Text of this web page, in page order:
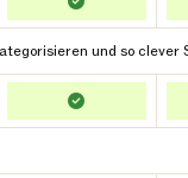
und so clever